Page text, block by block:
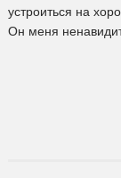
устроиться на
Он меня